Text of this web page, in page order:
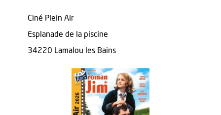
Ciné Plein Air
Esplanade de la piscine
34220 Lamalou les Bains